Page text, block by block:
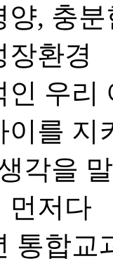
양, 충
장환경
인 우리
이를 지
각을
먼저다
통합교